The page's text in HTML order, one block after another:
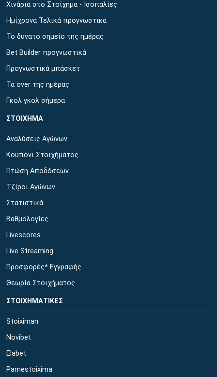
Χινάρια στο Στοίχημα - Ισοπαλίες
Ημίχρονα Τελικά προγνωστικά
Το δυνατό σημείο της ημέρας
Bet Builder προγνωστικά
Προγνωστικά μπάσκετ
Τα over της ημέρας
Γκολ γκολ σήμερα
ΣΤΟΙΧΗΜΑ
Αναλύσεις Αγώνων
Κουπόνι Στοιχήματος
Πτώση Αποδόσεων
Τζίροι Αγώνων
Στατιστικά
Βαθμολογίες
Livescores
Live Streaming
Προσφορές* Εγγραφής
Θεωρία Στοιχήματος
ΣΤΟΙΧΗΜΑΤΙΚΕΣ
Stoiximan
Novibet
Elabet
Pamestoixima